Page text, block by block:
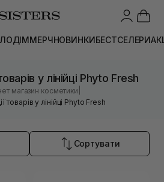
ДІММЕРЧНОВИНКИБЕСТСЕЛЕРИ
у лінійці Phyto Fresh
магазин косметики
товарів у лінійці Phyto Fresh
Сортувати